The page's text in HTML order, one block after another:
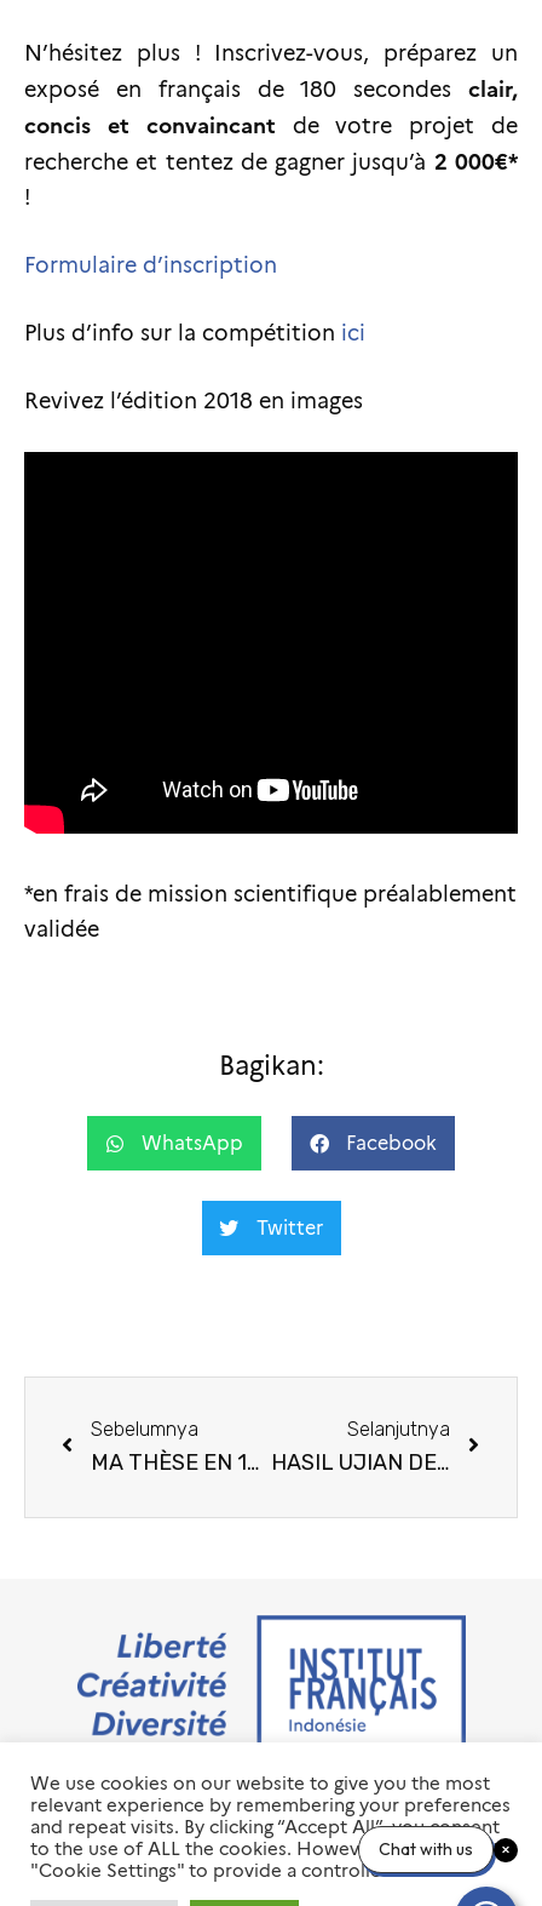
N’hésitez plus ! Inscrivez-vous, préparez un
exposé en français de 180 secondes clair,
concis et convaincant de votre projet de
recherche et tentez de gagner jusqu’à 2 000€*
!
Formulaire d’inscription
Plus d’info sur la compétition ici
Revivez l’édition 2018 en images
*en frais de mission scientifique préalablement
validée
Bagikan:
WhatsApp Facebook
Twitter
Sebelumnya
MA THÈSE EN 180 SECONDES 2019 : INSCRIVEZ-VOUS !
Selanjutnya
HASIL UJIAN DELF-DALF SESI JULI 2019 DI IFI JAKARTA
Jalan M.H. Thamrin No. 20 Jakarta Pusat 10350
+6221 23 55 79 00
info@ifi-id.com
© 2020 All Right Reserved
We use cookies on our website to give you the most
relevant experience by remembering your preferences
and repeat visits. By clicking “Accept All”, you consent
to the use of ALL the cookies. However, you may visit
"Cookie Settings" to provide a controlled consent.
Chat with us